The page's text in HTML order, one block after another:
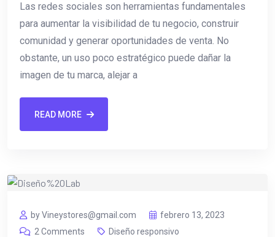
Las redes sociales son herramientas fundamentales
para aumentar la visibilidad de tu negocio, construir
comunidad y generar oportunidades de venta. No
obstante, un uso poco estratégico puede dañar la
imagen de tu marca, alejar a
READ MORE
by Vineystores@gmail.com
febrero 13, 2023
2 Comments
Diseño responsivo